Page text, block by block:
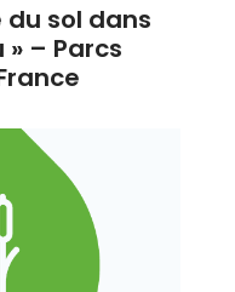
du sol dans
» – Parcs